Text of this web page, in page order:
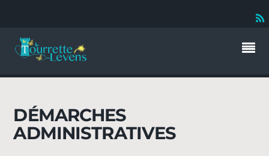
DÉMARCHES
ADMINISTRATIVES